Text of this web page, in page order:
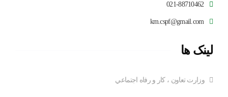
021-88710462
km.cspf@gmail.com
لینک ها
وزارت تعاون ، کار و رفاه اجتماعي